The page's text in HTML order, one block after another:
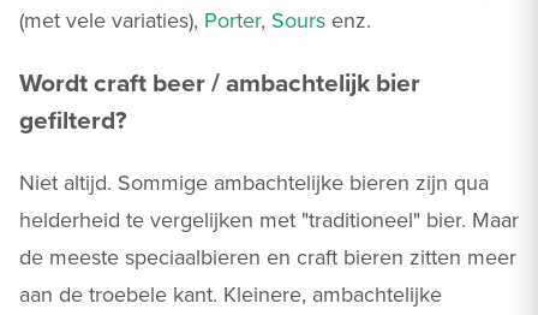
(met vele variaties), Porter, Sours enz.
Wordt craft beer / ambachtelijk bier
gefilterd?
Niet altijd. Sommige ambachtelijke bieren zijn qua
helderheid te vergelijken met "traditioneel" bier. Maar
de meeste speciaalbieren en craft bieren zitten meer
aan de troebele kant. Kleinere, ambachtelijke